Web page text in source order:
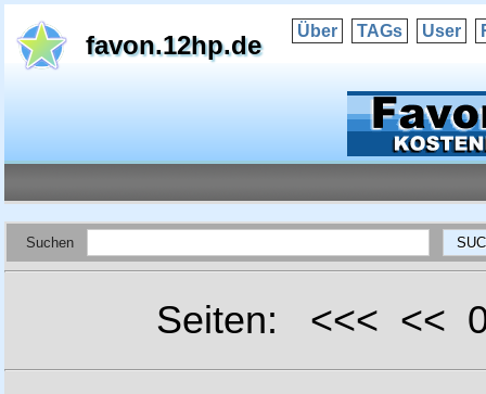
favon.12hp.de Über TAGs User
Suchen
Seiten: <<< <<